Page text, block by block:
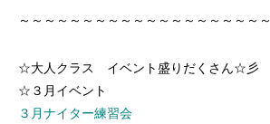
～～～～～～～～～～～～～～～～～～～～
☆大人クラス イベント盛りだくさん☆彡
☆３月イベント
３月ナイター練習会